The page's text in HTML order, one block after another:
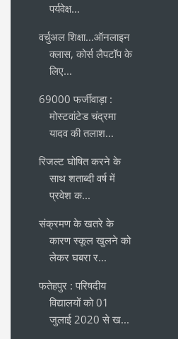
पर्यवेक्ष...
वर्चुअल शिक्षा...ऑनलाइन
क्लास, कोर्स लैपटॉप के
लिए...
69000 फर्जीवाड़ा :
मोस्टवांटेड चंद्रमा
यादव की तलाश...
रिजल्ट घोषित करने के
साथ शताब्दी वर्ष में
प्रवेश क...
संक्रमण के खतरे के
कारण स्कूल खुलने को
लेकर घबरा र...
फतेहपुर : परिषदीय
विद्यालयों को 01
जुलाई 2020 से ख...